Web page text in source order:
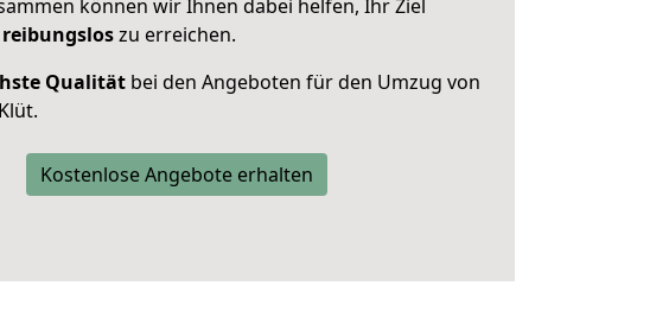
können wir Ihnen dabei helfen, Ihr Ziel
zu erreichen.
Qualität bei den Angeboten für den Umzug von
Kostenlose Angebote erhalten